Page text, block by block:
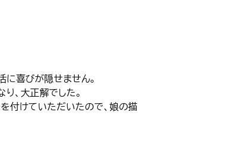
に喜びが隠せません。
、大正解でした。
付けていただいたので、娘の描